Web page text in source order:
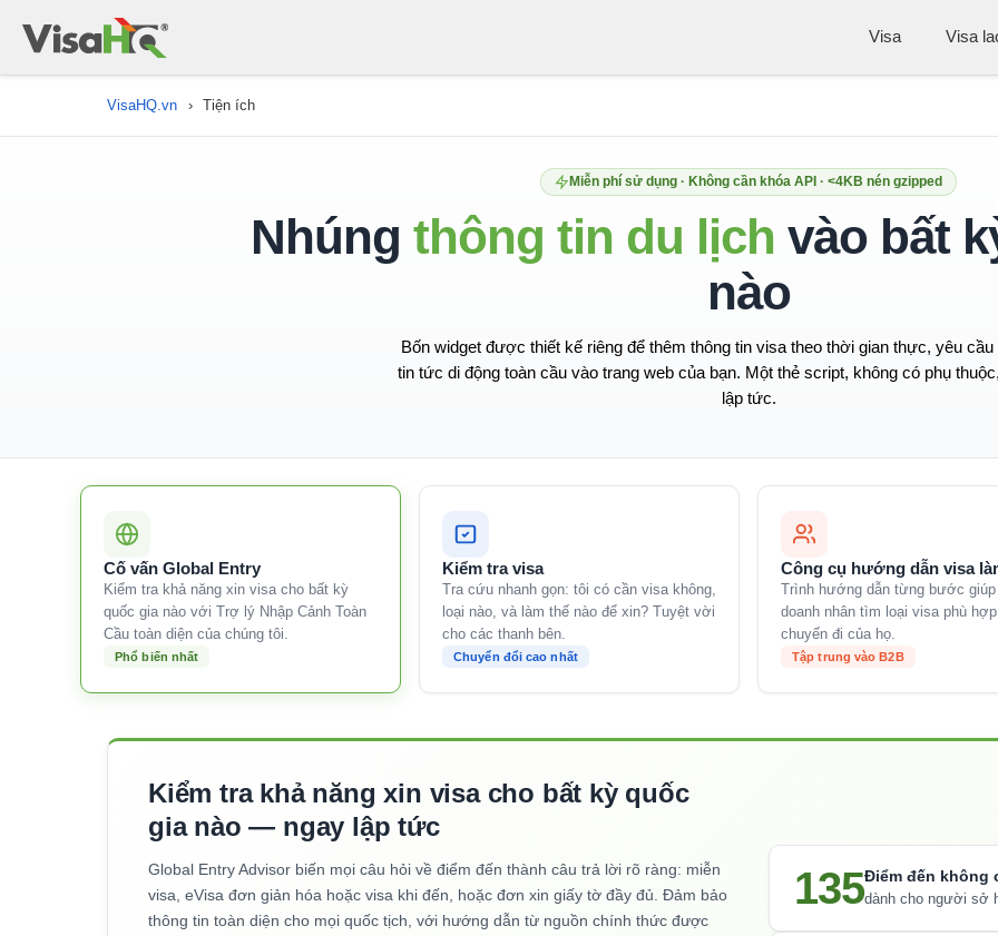
Visa Visa
VisaHQ.vn › Tiện ích
Miễn phí sử dụng · Không cần khóa API · <4KB nén gzipped
Nhúng thông tin du lịch vào bất
nào
Bốn widget được thiết kế riêng để thêm thông tin visa theo thời gian thực, yêu
tin tức di động toàn cầu vào trang web của bạn. Một thẻ script, không có phụ
lập tức.
Cố vấn Global Entry
Kiểm tra khả năng xin visa cho bất kỳ
quốc gia nào với Trợ lý Nhập Cảnh Toàn
Cầu toàn diện của chúng tôi.
Phổ biến nhất
Kiểm tra visa
Tra cứu nhanh gọn: tôi có cần visa không,
loại nào, và làm thế nào để xin? Tuyệt vời
cho các thanh bên.
Chuyển đổi cao nhất
Công cụ hướng dẫn visa
Trình hướng dẫn từng bước giúp
doanh nhân tìm loại visa phù
chuyến đi của họ.
Tập trung vào B2B
Kiểm tra khả năng xin visa cho bất kỳ quốc
gia nào — ngay lập tức
Global Entry Advisor biến mọi câu hỏi về điểm đến thành câu trả lời rõ ràng: miễn
visa, eVisa đơn giản hóa hoặc visa khi đến, hoặc đơn xin giấy tờ đầy đủ. Đảm bảo
thông tin toàn diện cho mọi quốc tịch, với hướng dẫn từ nguồn chính thức được
135Điểm đến không
dành cho người sở